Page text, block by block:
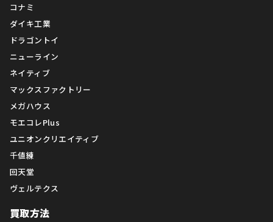
コナミ
ダイキ工業
ドラゴントイ
ニューライン
ネイティブ
マックスファクトリー
メガハウス
モエコレPlus
ユニオンクリエイティブ
千値練
回天堂
ヴェルテクス
買取方法